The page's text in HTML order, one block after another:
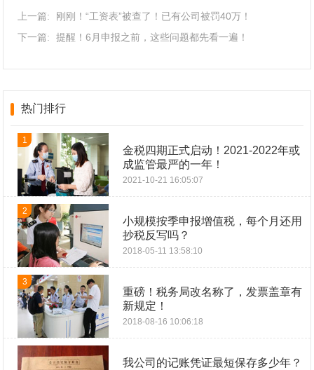
上一篇:
刚刚！“工资表”被查了！已有公司被罚40万！
下一篇:
提醒！6月申报之前，这些问题都先看一遍！
热门排行
1
金税四期正式启动！2021-2022年或
成监管最严的一年！
2021-10-21 16:05:07
2
小规模按季申报增值税，每个月还用
抄税反写吗？
2018-05-11 13:58:10
3
重磅！税务局改名称了，发票盖章有
新规定！
2018-08-16 10:06:18
我公司的记账凭证最短保存多少年？